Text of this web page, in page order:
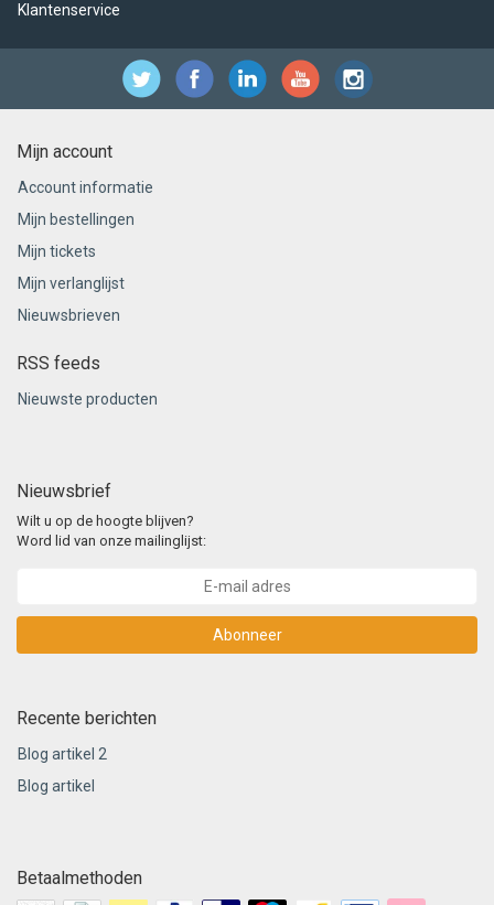
Klantenservice
Mijn account
Account informatie
Mijn bestellingen
Mijn tickets
Mijn verlanglijst
Nieuwsbrieven
RSS feeds
Nieuwste producten
Nieuwsbrief
Wilt u op de hoogte blijven?
Word lid van onze mailinglijst:
Abonneer
Recente berichten
Blog artikel 2
Blog artikel
Betaalmethoden